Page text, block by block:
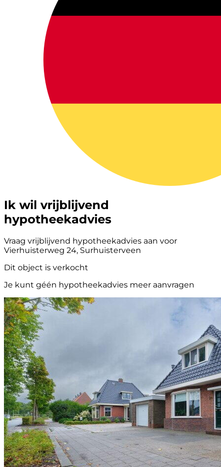
Ik wil vrijblijvend
hypotheekadvies
Vraag vrijblijvend hypotheekadvies aan voor
Vierhuisterweg 24, Surhuisterveen
Dit object is verkocht
Je kunt géén hypotheekadvies meer aanvragen